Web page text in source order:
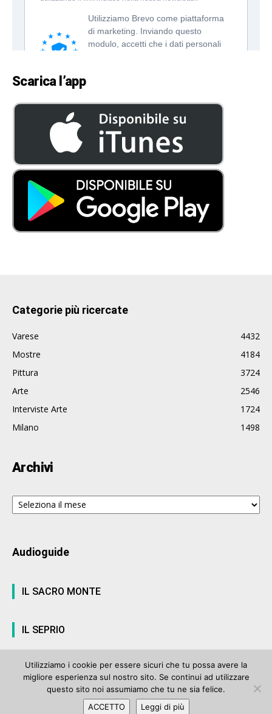
Scarica l’app
Categorie più ricercate
Varese
4432
Mostre
4184
Pittura
3724
Arte
2546
Interviste Arte
1724
Milano
1498
Archivi
Archivi
Audioguide
IL SACRO MONTE
IL SEPRIO
© ArteVarese.com by Wtv S.r.l.- © 2007 - P.I. 03063680122 Iscrizione n°
906 del Registro Stampa del Tribunale di Varese del 17 luglio 2006 |
Privacy Policy
Utilizziamo i cookie per essere sicuri che tu possa avere la
migliore esperienza sul nostro sito. Se continui ad utilizzare
questo sito noi assumiamo che tu ne sia felice.
ACCETTO
Leggi di più